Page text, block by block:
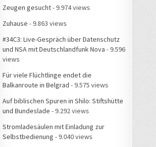
Zeugen gesucht- 9.974 views
Zuhause - 9.863 views
#34C3: Live-Gespräch über Datenschutz
und NSA mit Deutschlandfunk Nova - 9.596
views
Für viele Flüchtlinge endet die
Balkanroute in Belgrad - 9.575 views
Auf biblischen Spuren in Shilo: Stiftshütte
und Bundeslade - 9.292 views
Stromladesäulen mit Einladung zur
Selbstbedienung - 9.040 views